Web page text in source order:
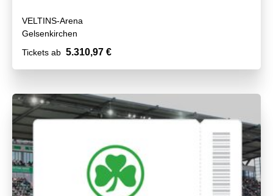
VELTINS-Arena
Gelsenkirchen
Tickets ab 5.310,97 €